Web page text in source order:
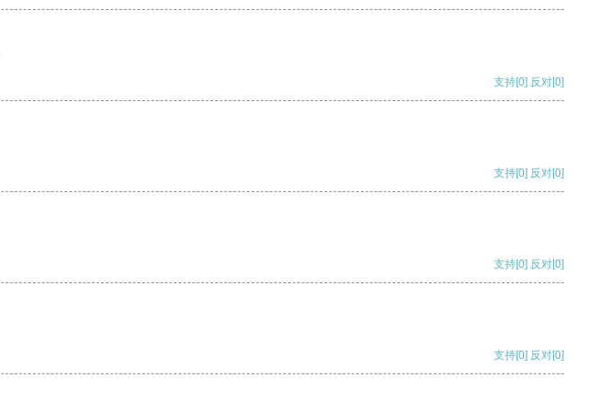
支持[0] 反对[0]
支持[0] 反对[0]
支持[0] 反对[0]
支持[0] 反对[0]